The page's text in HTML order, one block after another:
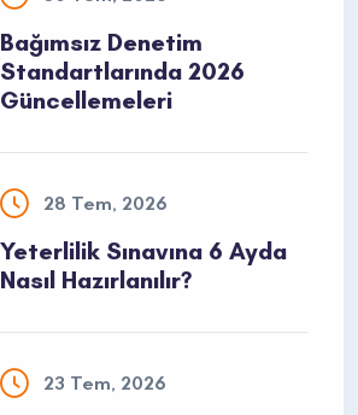
Bağımsız Denetim
Standartlarında 2026
Güncellemeleri
28 Tem, 2026
Yeterlilik Sınavına 6 Ayda
Nasıl Hazırlanılır?
23 Tem, 2026